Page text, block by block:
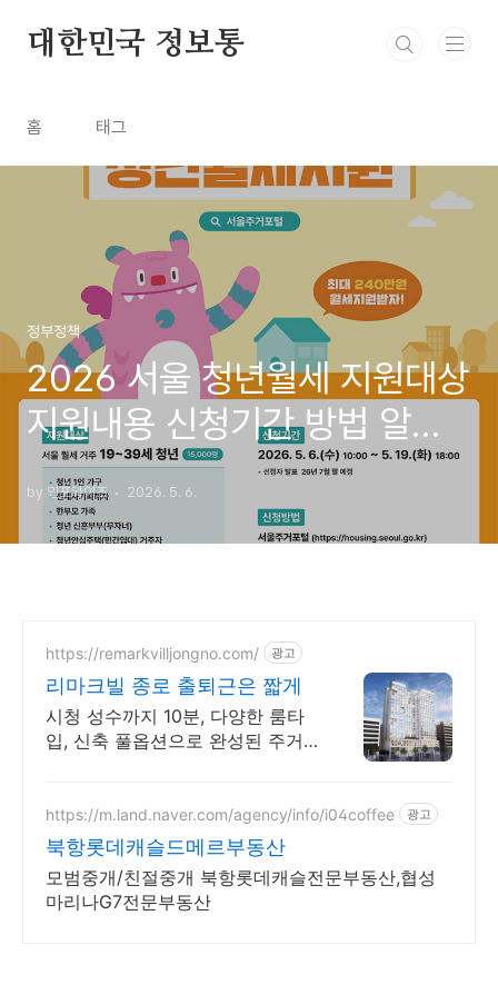
대한민국 정보통
홈 태그
정부정책
2026 서울 청년월세 지원대상
지원내용 신청기간 방법 알아
보고 신청바로가기
by 인포와이즈 2026. 5. 6.
https://remarkvilljongno.com/ 광고
리마크빌 종로 출퇴근은 짧게
시청 성수까지 10분, 다양한 룸타
입, 신축 풀옵션으로 완성된 주거
https://m.land.naver.com/agency/info/i04coffee 광고
북항롯데캐슬드메르부동산
모범중개/친절중개 북항롯데캐슬전문부동산,협성
마리나G7전문부동산